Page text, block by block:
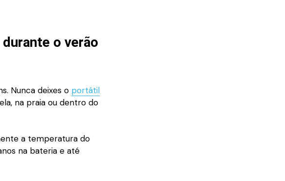
o verão
Nunca deixes o portátil
na praia ou dentro do
a temperatura do
na bateria e até